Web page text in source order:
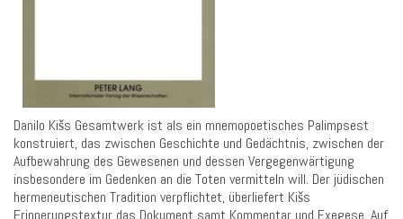
Danilo Kišs Gesamtwerk ist als ein mnemopoetisches Palimpsest
konstruiert, das zwischen Geschichte und Gedächtnis, zwischen der
Aufbewahrung des Gewesenen und dessen Vergegenwärtigung
insbesondere im Gedenken an die Toten vermitteln will. Der jüdischen
hermeneutischen Tradition verpflichtet, überliefert Kišs
Erinnerungstextur das Dokument samt Kommentar und Exegese. Auf